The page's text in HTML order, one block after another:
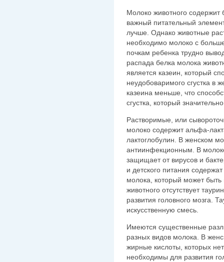
Молоко животного
важный питательный
лучше. Однако животные
необходимо молоко с
почкам ребенка трудно
распада белка молока
является казеин, который
неудобоваримого сгустка в
казеина меньше, что
сгустка, который
Растворимые, или
молоко содержит альфа-
лактоглобулин. В женском
антиинфекционным. В
защищает от вирусов и
и детского питания
молока, который может
животного отсутствует
развития головного мозга.
искусственную смесь.
Имеются существенные
разных видов молока. В
жирные кислоты, которых
необходимы для развития